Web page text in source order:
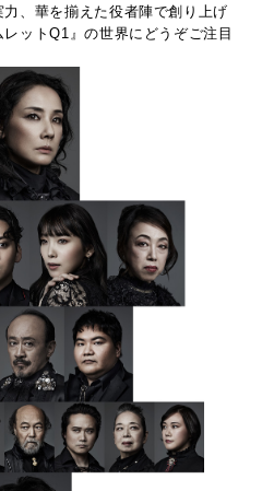
、華を揃えた役者陣で創り上げ
ットQ1』の世界にどうぞご注目